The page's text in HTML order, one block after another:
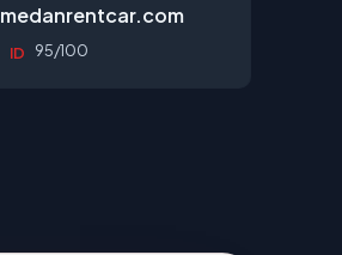
medanrentcar.com
ID 95/100